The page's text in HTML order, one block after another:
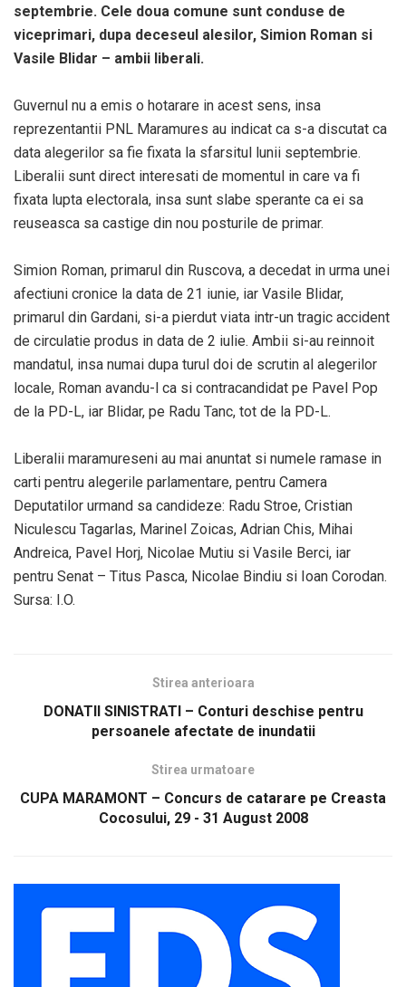
septembrie. Cele doua comune sunt conduse de
viceprimari, dupa deceseul alesilor, Simion Roman si
Vasile Blidar – ambii liberali.
Guvernul nu a emis o hotarare in acest sens, insa
reprezentantii PNL Maramures au indicat ca s-a discutat ca
data alegerilor sa fie fixata la sfarsitul lunii septembrie.
Liberalii sunt direct interesati de momentul in care va fi
fixata lupta electorala, insa sunt slabe sperante ca ei sa
reuseasca sa castige din nou posturile de primar.
Simion Roman, primarul din Ruscova, a decedat in urma unei
afectiuni cronice la data de 21 iunie, iar Vasile Blidar,
primarul din Gardani, si-a pierdut viata intr-un tragic accident
de circulatie produs in data de 2 iulie. Ambii si-au reinnoit
mandatul, insa numai dupa turul doi de scrutin al alegerilor
locale, Roman avandu-l ca si contracandidat pe Pavel Pop
de la PD-L, iar Blidar, pe Radu Tanc, tot de la PD-L.
Liberalii maramureseni au mai anuntat si numele ramase in
carti pentru alegerile parlamentare, pentru Camera
Deputatilor urmand sa candideze: Radu Stroe, Cristian
Niculescu Tagarlas, Marinel Zoicas, Adrian Chis, Mihai
Andreica, Pavel Horj, Nicolae Mutiu si Vasile Berci, iar
pentru Senat – Titus Pasca, Nicolae Bindiu si Ioan Corodan.
Sursa: I.O.
Stirea anterioara
DONATII SINISTRATI – Conturi deschise pentru
persoanele afectate de inundatii
Stirea urmatoare
CUPA MARAMONT – Concurs de catarare pe Creasta
Cocosului, 29 - 31 August 2008